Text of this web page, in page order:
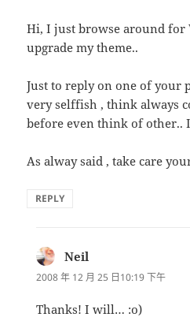
Hi, I just browse around for
upgrade my theme..
Just to reply on one of your
very selffish , think always
before even think of other..
As alway said , take care
REPLY
Neil
示:
2008 年 12 月 25 日10:19 下午
Thanks! I will… :o)